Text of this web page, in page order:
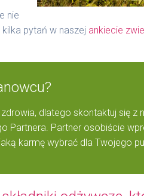
nie
pytań w naszej ankiecie
dlatego skontaktuj się z
Partnera. Partner osobiście
karmę wybrać dla Twojego